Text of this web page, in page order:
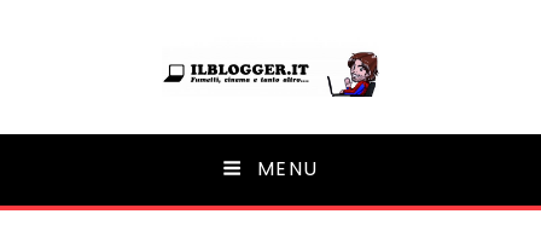
Ilblogger.it
Il portalino di blog | MENU